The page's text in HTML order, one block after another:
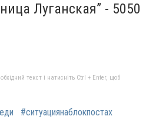
Луганская” - 5050
текст і натисніть Ctrl + Enter, щоб
#ситуациянаблокпостах